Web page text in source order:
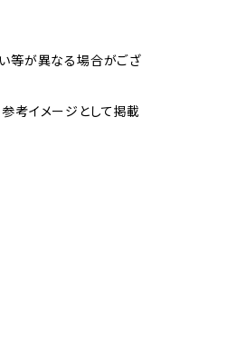
等が異なる場合がござ
考イメージとして掲載